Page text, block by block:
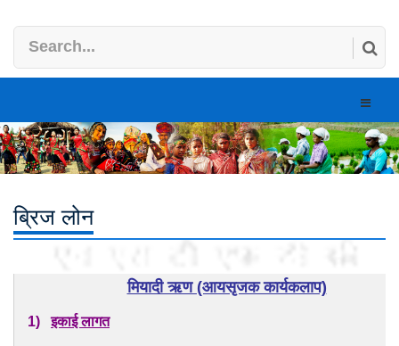
Toggle
ब्रिज लोन
मियादी ऋण (आयसृजक कार्यकलाप)
1)इकाई लागत